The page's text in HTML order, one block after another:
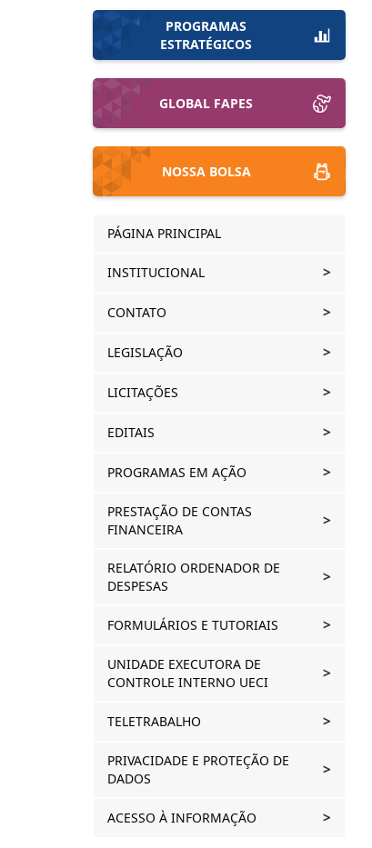
PROGRAMAS
ESTRATÉGICOS
GLOBAL FAPES
NOSSA BOLSA
PÁGINA PRINCIPAL
INSTITUCIONAL
CONTATO
LEGISLAÇÃO
LICITAÇÕES
EDITAIS
PROGRAMAS EM AÇÃO
PRESTAÇÃO DE CONTAS
FINANCEIRA
RELATÓRIO ORDENADOR DE
DESPESAS
FORMULÁRIOS E TUTORIAIS
UNIDADE EXECUTORA DE
CONTROLE INTERNO UECI
TELETRABALHO
PRIVACIDADE E PROTEÇÃO DE
DADOS
ACESSO À INFORMAÇÃO